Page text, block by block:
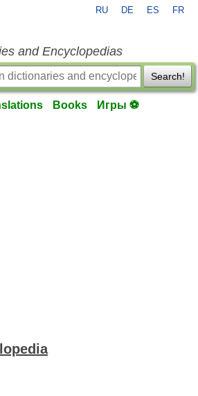
RU DE ES FR
and Encyclopedias
Search!
Books Игры ⚽